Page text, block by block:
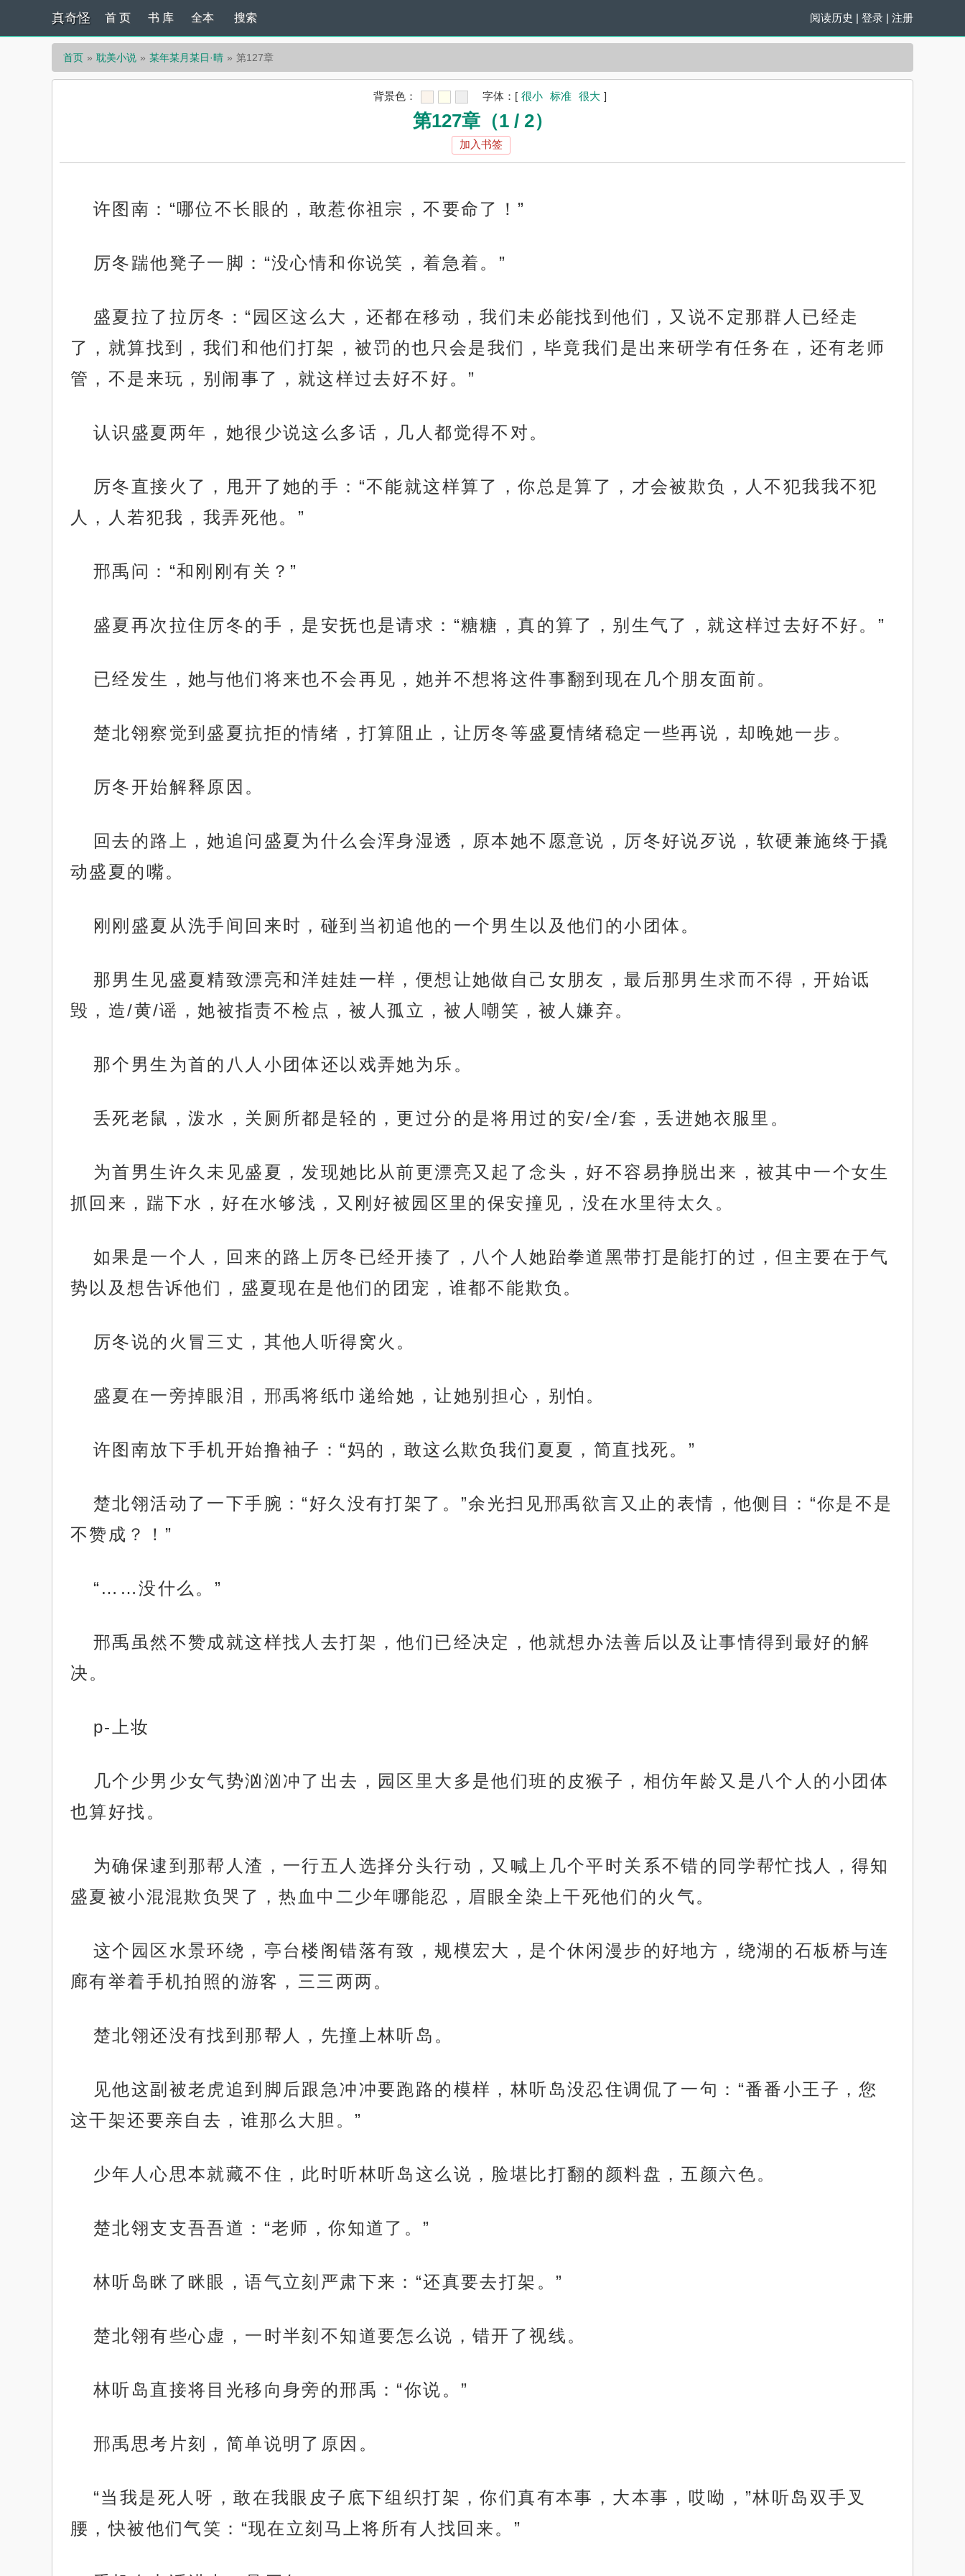
真奇怪 阅读历史 | 登录 | 注册
首 页 书 库 全本 搜索
首页 耽美小说 某年某月某日·晴 第127章
背景色： 字体： [ 很小 标准 很大 ]
第127章（1 / 2）
加入书签
许图南：“哪位不长眼的，敢惹你祖宗，不要命了！”
厉冬踹他凳子一脚：“没心情和你说笑，着急着。”
盛夏拉了拉厉冬：“园区这么大，还都在移动，我们未必能找到他们，又说不定那群人已经走
了，就算找到，我们和他们打架，被罚的也只会是我们，毕竟我们是出来研学有任务在，还有老师
管，不是来玩，别闹事了，就这样过去好不好。”
认识盛夏两年，她很少说这么多话，几人都觉得不对。
厉冬直接火了，甩开了她的手：“不能就这样算了，你总是算了，才会被欺负，人不犯我我不犯
人，人若犯我，我弄死他。”
邢禹问：“和刚刚有关？”
盛夏再次拉住厉冬的手，是安抚也是请求：“糖糖，真的算了，别生气了，就这样过去好不好。”
已经发生，她与他们将来也不会再见，她并不想将这件事翻到现在几个朋友面前。
楚北翎察觉到盛夏抗拒的情绪，打算阻止，让厉冬等盛夏情绪稳定一些再说，却晚她一步。
厉冬开始解释原因。
回去的路上，她追问盛夏为什么会浑身湿透，原本她不愿意说，厉冬好说歹说，软硬兼施终于撬
动盛夏的嘴。
刚刚盛夏从洗手间回来时，碰到当初追他的一个男生以及他们的小团体。
那男生见盛夏精致漂亮和洋娃娃一样，便想让她做自己女朋友，最后那男生求而不得，开始诋
毁，造/黄/谣，她被指责不检点，被人孤立，被人嘲笑，被人嫌弃。
那个男生为首的八人小团体还以戏弄她为乐。
丢死老鼠，泼水，关厕所都是轻的，更过分的是将用过的安/全/套，丢进她衣服里。
为首男生许久未见盛夏，发现她比从前更漂亮又起了念头，好不容易挣脱出来，被其中一个女生
抓回来，踹下水，好在水够浅，又刚好被园区里的保安撞见，没在水里待太久。
如果是一个人，回来的路上厉冬已经开揍了，八个人她跆拳道黑带打是能打的过，但主要在于气
势以及想告诉他们，盛夏现在是他们的团宠，谁都不能欺负。
厉冬说的火冒三丈，其他人听得窝火。
盛夏在一旁掉眼泪，邢禹将纸巾递给她，让她别担心，别怕。
许图南放下手机开始撸袖子：“妈的，敢这么欺负我们夏夏，简直找死。”
楚北翎活动了一下手腕：“好久没有打架了。”余光扫见邢禹欲言又止的表情，他侧目：“你是不是
不赞成？！”
“……没什么。”
邢禹虽然不赞成就这样找人去打架，他们已经决定，他就想办法善后以及让事情得到最好的解
决。
p-上妆
几个少男少女气势汹汹冲了出去，园区里大多是他们班的皮猴子，相仿年龄又是八个人的小团体
也算好找。
为确保逮到那帮人渣，一行五人选择分头行动，又喊上几个平时关系不错的同学帮忙找人，得知
盛夏被小混混欺负哭了，热血中二少年哪能忍，眉眼全染上干死他们的火气。
这个园区水景环绕，亭台楼阁错落有致，规模宏大，是个休闲漫步的好地方，绕湖的石板桥与连
廊有举着手机拍照的游客，三三两两。
楚北翎还没有找到那帮人，先撞上林听岛。
见他这副被老虎追到脚后跟急冲冲要跑路的模样，林听岛没忍住调侃了一句：“番番小王子，您
这干架还要亲自去，谁那么大胆。”
少年人心思本就藏不住，此时听林听岛这么说，脸堪比打翻的颜料盘，五颜六色。
楚北翎支支吾吾道：“老师，你知道了。”
林听岛眯了眯眼，语气立刻严肃下来：“还真要去打架。”
楚北翎有些心虚，一时半刻不知道要怎么说，错开了视线。
林听岛直接将目光移向身旁的邢禹：“你说。”
邢禹思考片刻，简单说明了原因。
“当我是死人呀，敢在我眼皮子底下组织打架，你们真有本事，大本事，哎呦，”林听岛双手叉
腰，快被他们气笑：“现在立刻马上将所有人找回来。”